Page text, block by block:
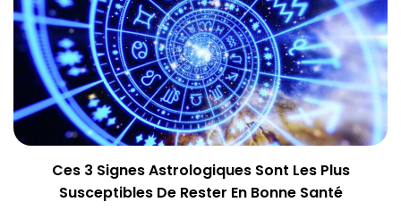
Ces 3 Signes Astrologiques Sont Les Plus
Susceptibles De Rester En Bonne Santé